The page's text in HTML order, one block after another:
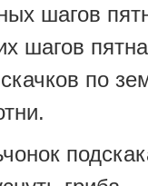
шагов
шагов
по